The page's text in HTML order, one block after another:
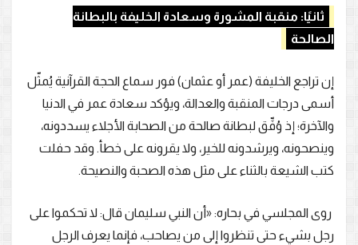
ثانيًا: منقبة المشورة وسعادة الخليفة بالبطانة
الصالحة
إن تراجع الخليفة (عمر أو عثمان) فور سماع الحجة القرآنية يُمثّل
أسمى درجات المنقبة والعدالة، ويؤكد سعادة عمر في الدنيا
والآخرة؛ إذ وُفِّق لبطانة صالحة من الصحابة الأجلاء يسددونه،
وينصحونه، ويرشدونه للخير، ولا يقرونه على خطأ. وقد حفلت
كتب الشيعة بالثناء على مثل هذه الصحبة والنصيحة.
روى المجلسي في بحاره: «أن النبي سليمان قال: لا تحكموا على
رجل بشيء حتى تنظروا إلى من يصاحب، فإنما يعرف الرجل